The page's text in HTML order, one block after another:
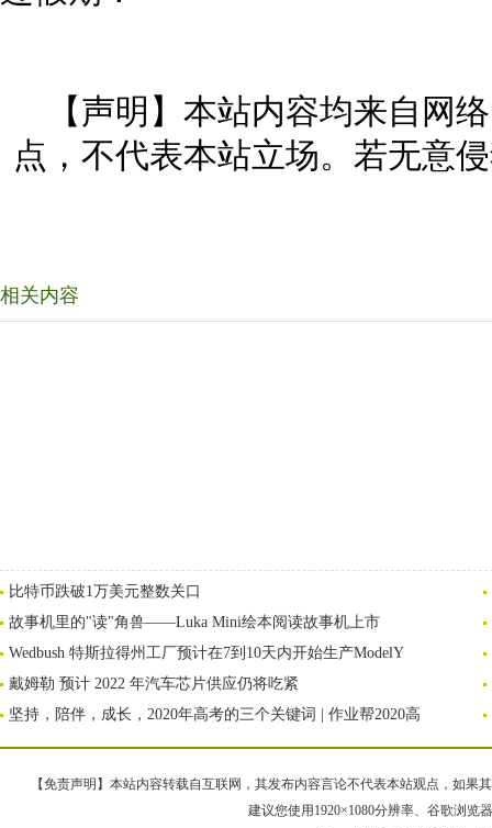
【声明】本站内容均来自网
点，不代表本站立场。若无意
相关内容
比特币跌破1万美元整数关口
故事机里的"读"角兽——Luka Mini绘本阅读故事机上市
Wedbush 特斯拉得州工厂预计在7到10天内开始生产ModelY
戴姆勒 预计 2022 年汽车芯片供应仍将吃紧
坚持，陪伴，成长，2020年高考的三个关键词 | 作业帮2020高
【免责声明】本站内容转载自互联网，其发布内容言论不代表本站观点，如果
建议您使用1920×1080分辨率、谷歌浏览